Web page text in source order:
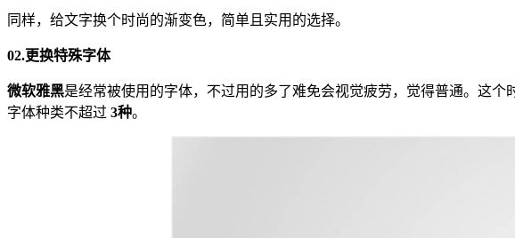
同样，给文字换个时尚的渐变色，简单且实用的选择。
02.更换特殊字体
微软雅黑是经常被使用的字体，不过用的多了难免会视觉疲劳，觉得普通。这
字体种类不超过 3种。